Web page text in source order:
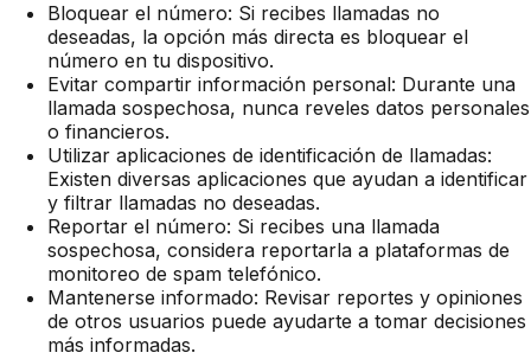
Bloquear el número: Si recibes llamadas no
deseadas, la opción más directa es bloquear el
número en tu dispositivo.
Evitar compartir información personal: Durante una
llamada sospechosa, nunca reveles datos personales
o financieros.
Utilizar aplicaciones de identificación de llamadas:
Existen diversas aplicaciones que ayudan a identificar
y filtrar llamadas no deseadas.
Reportar el número: Si recibes una llamada
sospechosa, considera reportarla a plataformas de
monitoreo de spam telefónico.
Mantenerse informado: Revisar reportes y opiniones
de otros usuarios puede ayudarte a tomar decisiones
más informadas.